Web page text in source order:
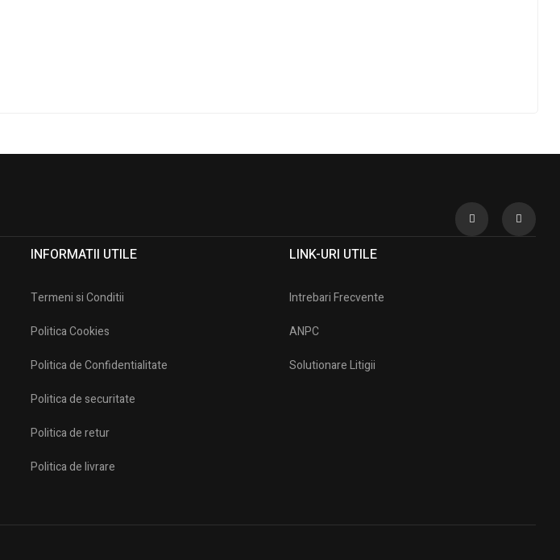
INFORMATII UTILE​
Termeni si Conditii
Politica Cookies
Politica de Confidentialitate
Politica de securitate
Politica de retur
Politica de livrare
LINK-URI UTILE
Intrebari Frecvente
ANPC
Solutionare Litigii